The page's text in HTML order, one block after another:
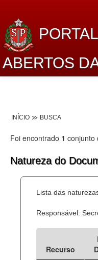
ABERTOS
Lei de Acesso à
Dados
Processo Legislativo
Deputados Estaduais
INÍCIO BUSCA
Foi encontrado 1 conjunto
Natureza do
Lista das
Responsável:
Recurso